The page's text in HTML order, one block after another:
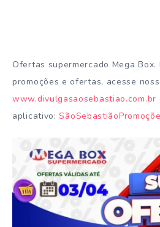
Ofertas supermercado Mega Box.
promoções e ofertas, acesse
www.divulgasaosebastiao.com.br
aplicativo: